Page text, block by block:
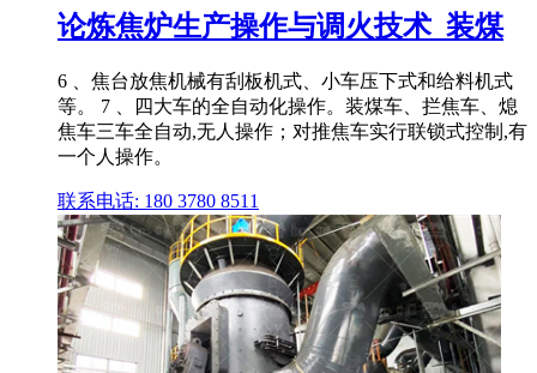
论炼焦炉生产操作与调火技术_装煤
6 、焦台放焦机械有刮板机式、小车压下式和给料机式
等。 7 、四大车的全自动化操作。装煤车、拦焦车、熄
焦车三车全自动,无人操作；对推焦车实行联锁式控制,有
一个人操作。
联系电话: 180 3780 8511